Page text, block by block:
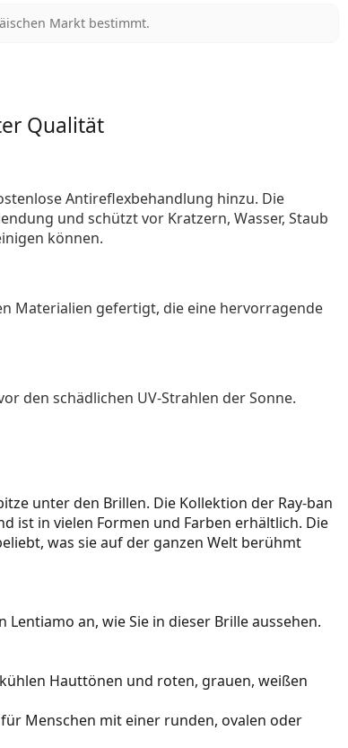
Markt bestimmt.
Qualität
Antireflexbehandlung hinzu. Die
und schützt vor Kratzern, Wasser, Staub
können.
Materialien gefertigt, die eine hervorragende
den schädlichen UV-Strahlen der Sonne.
unter den Brillen. Die Kollektion der Ray-ban
ist in vielen Formen und Farben erhältlich. Die
was sie auf der ganzen Welt berühmt
an, wie Sie in dieser Brille aussehen.
Hauttönen und roten, grauen, weißen
Menschen mit einer runden, ovalen oder